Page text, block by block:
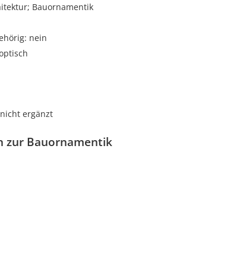
Bauornamentik
nein
ergänzt
zur Bauornamentik